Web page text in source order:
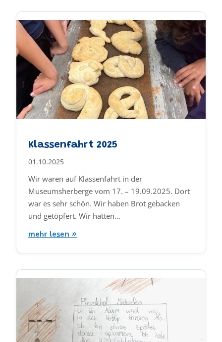
Klassenfahrt 2025
01.10.2025
Wir waren auf Klassenfahrt in der
Museumsherberge vom 17. – 19.09.2025. Dort
war es sehr schön. Wir haben Brot gebacken
und getöpfert. Wir hatten…
mehr lesen »